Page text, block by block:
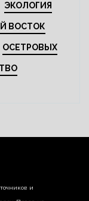
ЭКОЛОГИЯ
ВОСТОК
ОСЕТРОВЫХ
и